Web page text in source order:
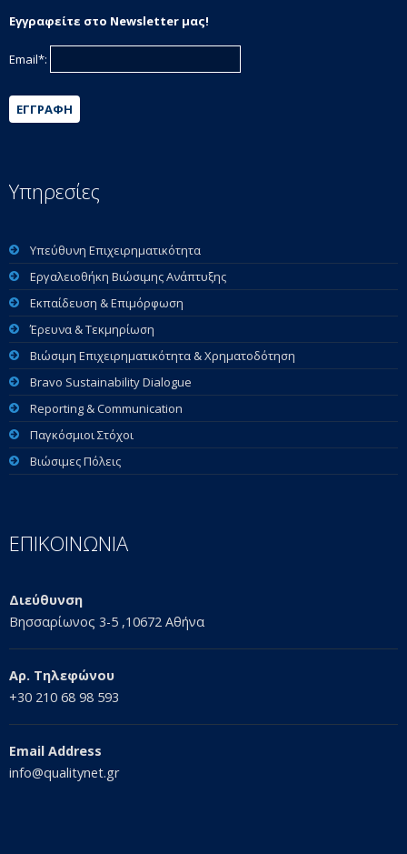
Εγγραφείτε στο Newsletter μας!
Email*:
ΕΓΓΡΑΦΉ
Υπηρεσίες
Υπεύθυνη Επιχειρηματικότητα
Εργαλειοθήκη Βιώσιμης Ανάπτυξης
Εκπαίδευση & Επιμόρφωση
Έρευνα & Τεκμηρίωση
Βιώσιμη Επιχειρηματικότητα & Χρηματοδότηση
Bravo Sustainability Dialogue
Reporting & Communication
Παγκόσμιοι Στόχοι
Βιώσιμες Πόλεις
ΕΠΙΚΟΙΝΩΝΙΑ
Διεύθυνση
Βησσαρίωνος 3-5 ,10672 Αθήνα
Αρ. Τηλεφώνου
+30 210 68 98 593
Email Address
info@qualitynet.gr